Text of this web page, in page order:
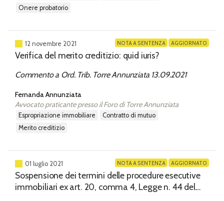
onere probatorio
12 novembre 2021 AGGIORNATO
NOTA A SENTENZA
Verifica del merito creditizio: quid iuris?
Commento a Ord. Trib. Torre Annunziata 13.09.2021
Fernanda Annunziata
Avvocato praticante presso il Foro di Torre Annunziata
espropriazione immobiliare
contratto di mutuo
merito creditizio
01 luglio 2021 AGGIORNATO
NOTA A SENTENZA
Sospensione dei termini delle procedure esecutive
immobiliari ex art. 20, comma 4, Legge n. 44 del